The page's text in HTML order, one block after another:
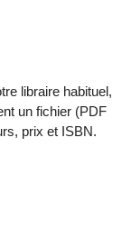
libraire habituel,
un fichier (PDF
prix et ISBN.